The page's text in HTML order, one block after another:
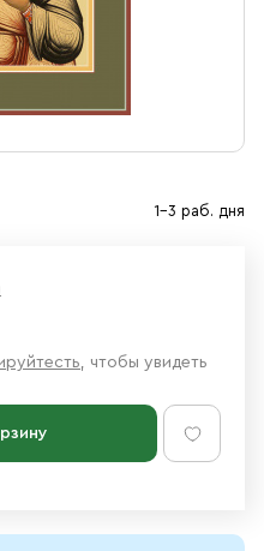
1-3 раб. дня
, чтобы увидеть